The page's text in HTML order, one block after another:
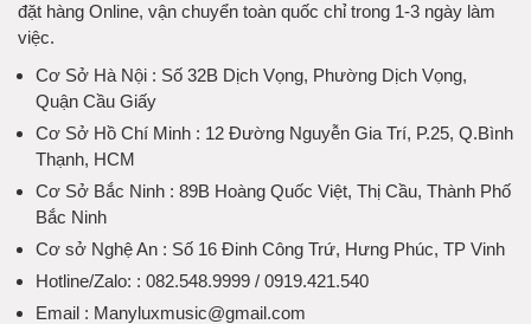
đặt hàng Online, vận chuyển toàn quốc chỉ trong 1-3 ngày làm
việc.
Cơ Sở Hà Nội : Số 32B Dịch Vọng, Phường Dịch Vọng,
Quận Cầu Giấy
Cơ Sở Hồ Chí Minh : 12 Đường Nguyễn Gia Trí, P.25, Q.Bình
Thạnh, HCM
Cơ Sở Bắc Ninh : 89B Hoàng Quốc Việt, Thị Cầu, Thành Phố
Bắc Ninh
Cơ sở Nghệ An : Số 16 Đinh Công Trứ, Hưng Phúc, TP Vinh
Hotline/Zalo: : 082.548.9999 / 0919.421.540
Email : Manyluxmusic@gmail.com